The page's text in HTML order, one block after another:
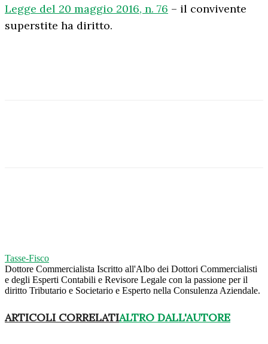
Legge del 20 maggio 2016, n. 76 – il convivente
superstite ha diritto.
Tasse-Fisco
Dottore Commercialista Iscritto all'Albo dei Dottori Commercialisti
e degli Esperti Contabili e Revisore Legale con la passione per il
diritto Tributario e Societario e Esperto nella Consulenza Aziendale.
ARTICOLI CORRELATIALTRO DALL'AUTORE